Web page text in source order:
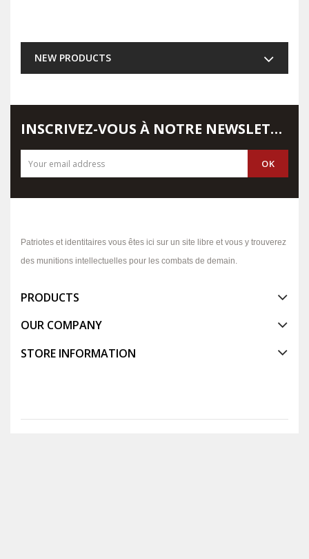
NEW PRODUCTS
INSCRIVEZ-VOUS À NOTRE NEWSLETTER
Patriotes et identitaires vous êtes ici sur un site libre et vous y trouverez
des munitions intellectuelles pour les combats de demain.
PRODUCTS
OUR COMPANY
STORE INFORMATION